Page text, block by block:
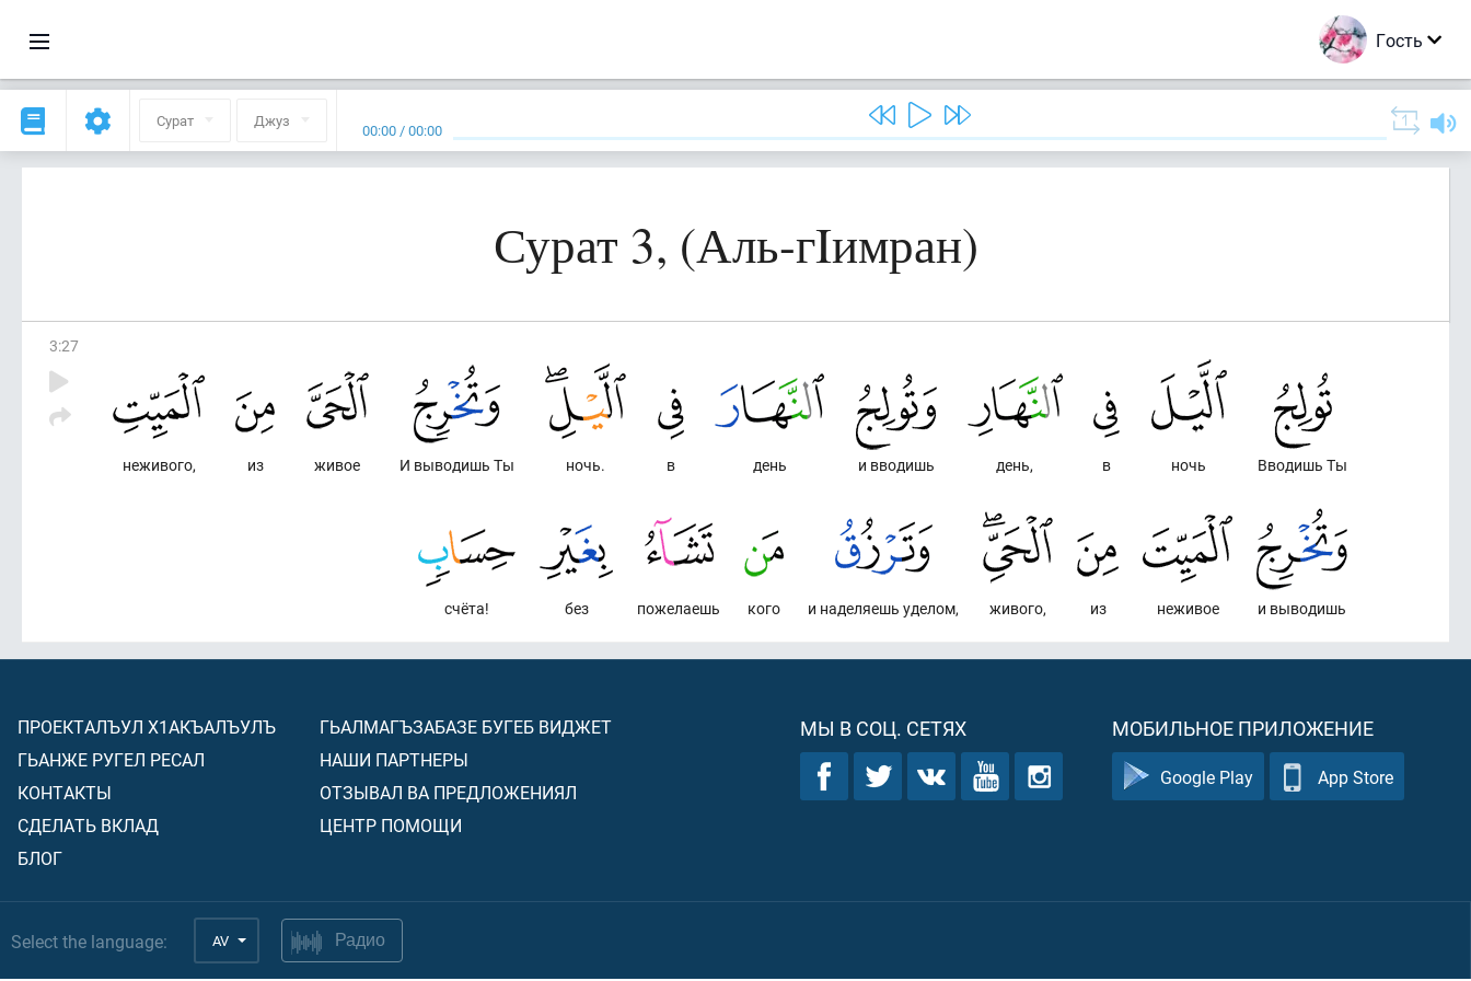
Гость
Сурат Джуз 00:00 /00:00
Сурат 3, (Аль-гIимран)
3:27
Вводишь Ты
ночь
в
день,
и вводишь
день
в
ночь.
И выводишь Ты
живое
из
неживого,
и выводишь
неживое
из
живого,
и наделяешь уделом,
кого
пожелаешь
без
счёта!
ПРОЕКТАЛЪУЛ Х1АКЪАЛЪУЛЪ
ГЬАНЖЕ РУГЕЛ РЕСАЛ
КОНТАКТЫ
СДЕЛАТЬ ВКЛАД
БЛОГ
ГЬАЛМАГЪЗАБАЗЕ БУГЕБ ВИДЖЕТ
НАШИ ПАРТНЕРЫ
ОТЗЫВАЛ ВА ПРЕДЛОЖЕНИЯЛ
ЦЕНТР ПОМОЩИ
МЫ В СОЦ. СЕТЯХ МОБИЛЬНОЕ ПРИЛОЖЕНИЕ
Google Play App Store
Select the language: AV Радио